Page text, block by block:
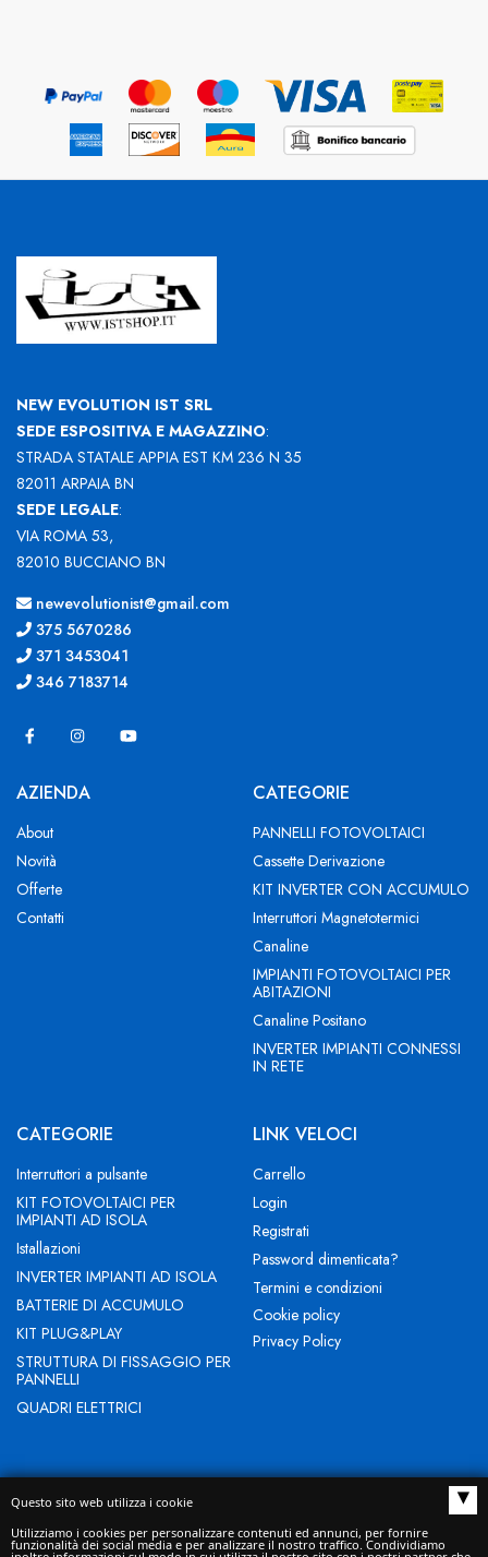
NEW EVOLUTION IST SRL
SEDE ESPOSITIVA E MAGAZZINO:
STRADA STATALE APPIA EST KM 236 N 35
82011 ARPAIA BN
SEDE LEGALE:
VIA ROMA 53,
82010 BUCCIANO BN
newevolutionist@gmail.com
375 5670286
371 3453041
346 7183714
AZIENDA
About
Novità
Offerte
Contatti
CATEGORIE
PANNELLI FOTOVOLTAICI
Cassette Derivazione
KIT INVERTER CON ACCUMULO
Interruttori Magnetotermici
Canaline
IMPIANTI FOTOVOLTAICI PER
ABITAZIONI
Canaline Positano
INVERTER IMPIANTI CONNESSI
IN RETE
CATEGORIE
Interruttori a pulsante
KIT FOTOVOLTAICI PER
IMPIANTI AD ISOLA
Istallazioni
INVERTER IMPIANTI AD ISOLA
BATTERIE DI ACCUMULO
KIT PLUG&PLAY
STRUTTURA DI FISSAGGIO PER
PANNELLI
QUADRI ELETTRICI
LINK VELOCI
Carrello
Login
Registrati
Password dimenticata?
Termini e condizioni
Cookie policy
Privacy Policy
VIA ROMA 53 CAP 82010 - Domicilio digitale/PEC
Questo sito web utilizza i cookie ▴
Utilizziamo i cookies per personalizzare contenuti ed annunci, per fornire
funzionalità dei social media e per analizzare il nostro traffico. Condividiamo